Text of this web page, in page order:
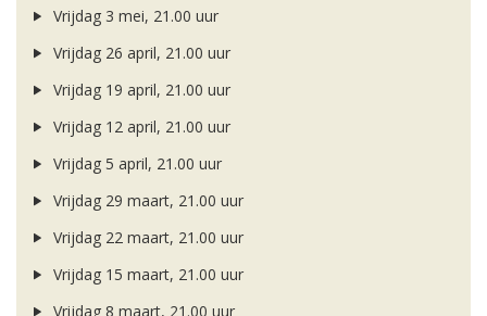
Vrijdag 3 mei, 21.00 uur
Vrijdag 26 april, 21.00 uur
Vrijdag 19 april, 21.00 uur
Vrijdag 12 april, 21.00 uur
Vrijdag 5 april, 21.00 uur
Vrijdag 29 maart, 21.00 uur
Vrijdag 22 maart, 21.00 uur
Vrijdag 15 maart, 21.00 uur
Vrijdag 8 maart, 21.00 uur